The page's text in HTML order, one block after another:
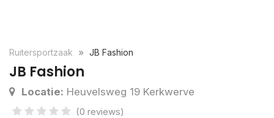
Ruitersportzaak JB Fashion
JB Fashion
Locatie: Heuvelsweg 19 Kerkwerve
(0 reviews)